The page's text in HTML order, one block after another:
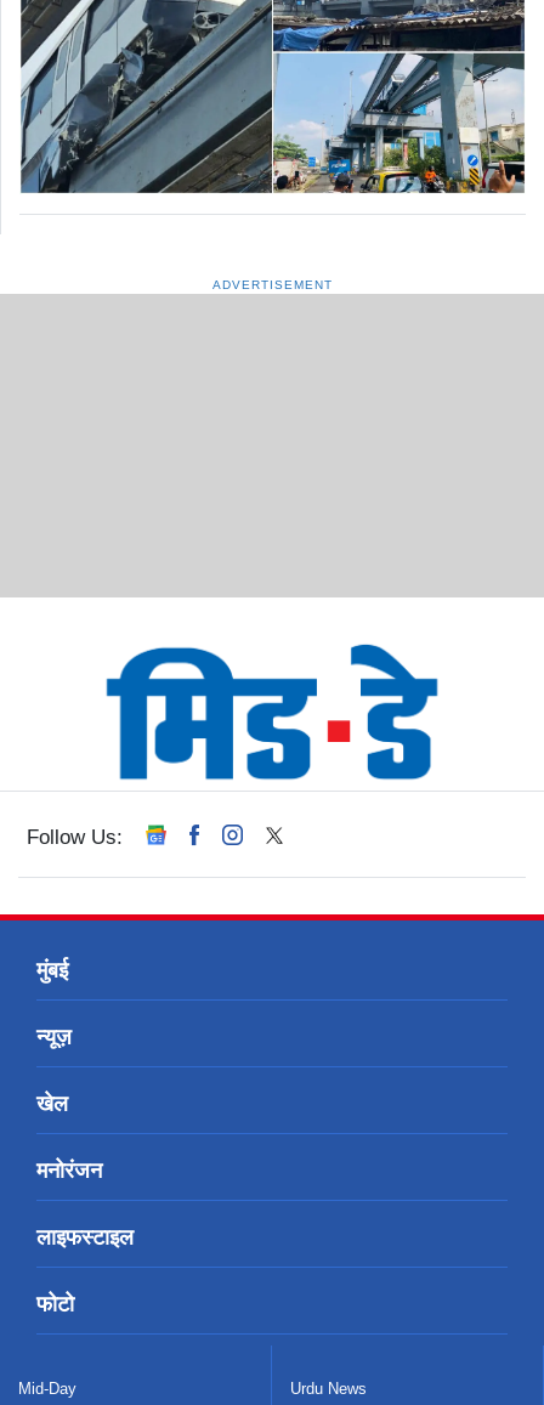
ADVERTISEMENT
Follow Us:
मुंबई
न्यूज़
खेल
मनोरंजन
लाइफस्टाइल
फोटो
Mid-Day Urdu News